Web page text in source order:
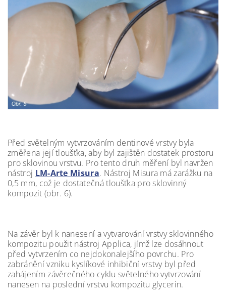
Před světelným vytvrzováním dentinové vrstvy byla
změřena její tloušťka, aby byl zajištěn dostatek prostoru
pro sklovinou vrstvu. Pro tento druh měření byl navržen
nástroj LM-Arte Misura. Nástroj Misura má zarážku na
0,5 mm, což je dostatečná tloušťka pro sklovinný
kompozit (obr. 6).
Na závěr byl k nanesení a vytvarování vrstvy sklovinného
kompozitu použit nástroj Applica, jímž lze dosáhnout
před vytvrzením co nejdokonalejšího povrchu. Pro
zabránění vzniku kyslíkové inhibiční vrstvy byl před
zahájením závěrečného cyklu světelného vytvrzování
nanesen na poslední vrstvu kompozitu glycerin.